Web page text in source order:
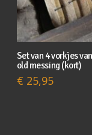
Set van 4 vorkjes
old messing (kort)
€ 25,95